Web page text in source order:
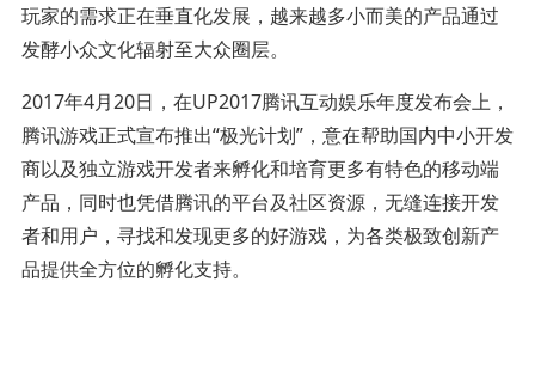
玩家的需求正在垂直化发展，越来越多小而美的产品通过
发酵小众文化辐射至大众圈层。
2017年4月20日，在UP2017腾讯互动娱乐年度发布会上，
腾讯游戏正式宣布推出“极光计划”，意在帮助国内中小开发
商以及独立游戏开发者来孵化和培育更多有特色的移动端
产品，同时也凭借腾讯的平台及社区资源，无缝连接开发
者和用户，寻找和发现更多的好游戏，为各类极致创新产
品提供全方位的孵化支持。